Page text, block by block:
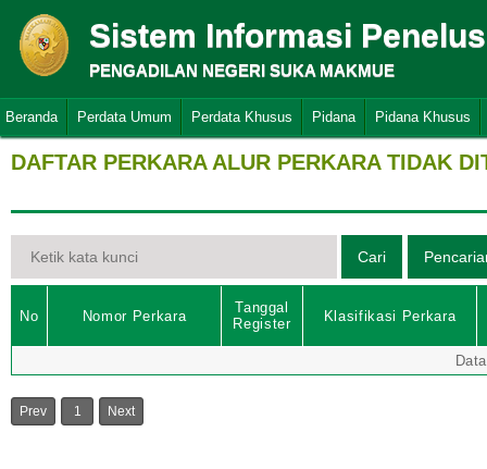
Sistem Informasi
PENGADILAN NEGERI SUKA MAKMUE
Beranda Perdata Umum Perdata Khusus Pidana Pidana Khusus
DAFTAR PERKARA ALUR PERKARA TIDAK
No Nomor Perkara
Tanggal
Register
Klasifikasi Perkara
Prev 1 Next